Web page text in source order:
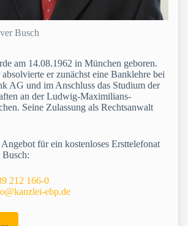
Busch
am 14.08.1962 in München geboren.
er zunächst eine Banklehre bei
AG und im Anschluss das Studium der
an der Ludwig-Maximilians-
Seine Zulassung als Rechtsanwalt
für ein kostenloses Ersttelefonat
212 166-0
ebp.de